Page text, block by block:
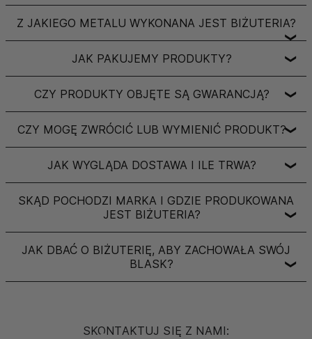
Z JAKIEGO METALU WYKONANA JEST BIŻUTERIA?
❯
JAK PAKUJEMY PRODUKTY? ❯
CZY PRODUKTY OBJĘTE SĄ GWARANCJĄ? ❯
CZY MOGĘ ZWRÓCIĆ LUB WYMIENIĆ PRODUKT?❯
JAK WYGLĄDA DOSTAWA I ILE TRWA? ❯
SKĄD POCHODZI MARKA I GDZIE PRODUKOWANA
JEST BIŻUTERIA?
❯
JAK DBAĆ O BIŻUTERIĘ, ABY ZACHOWAŁA SWÓJ
BLASK?
❯
SKONTAKTUJ SIĘ Z NAMI: